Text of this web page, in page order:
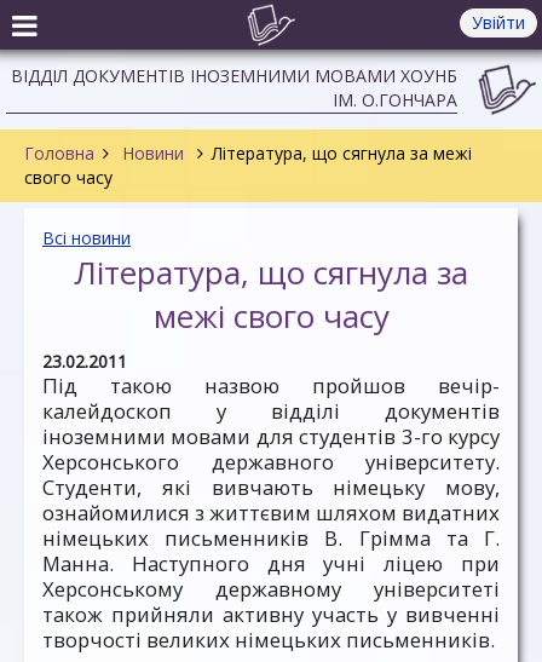
Увійти
ВІДДІЛ ДОКУМЕНТІВ ІНОЗЕМНИМИ МОВАМИ ХОУНБ
ІМ. О.ГОНЧАРА
Головна Новини
Література, що сягнула за межі
свого часу
Всі новини
Література, що сягнула за
межі свого часу
23.02.2011
Під такою назвою пройшов вечір-
калейдоскоп у відділі документів
іноземними мовами для студентів 3-го курсу
Херсонського державного університету.
Студенти, які вивчають німецьку мову,
ознайомилися з життєвим шляхом видатних
німецьких письменників В. Грімма та Г.
Манна. Наступного дня учні ліцею при
Херсонському державному університеті
також прийняли активну участь у вивченні
творчості великих німецьких письменників.